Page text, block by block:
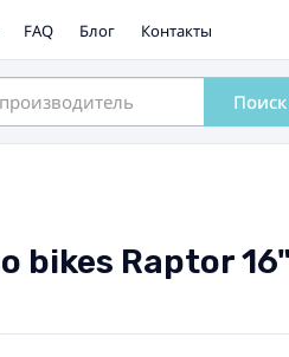
FAQ Блог Контакты
Поиск
bikes Raptor